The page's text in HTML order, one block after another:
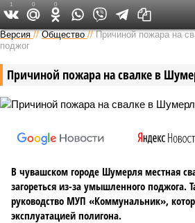
Версия в Чувашии
Версия //Общество //Причиной пожара на
поджог
Причиной пожара на свалке в
В чувашском городе Шумерля местная
загореться из-за умышленного поджога.
руководство МУП «Коммунальник»,
эксплуатацией полигона.
1 0 0